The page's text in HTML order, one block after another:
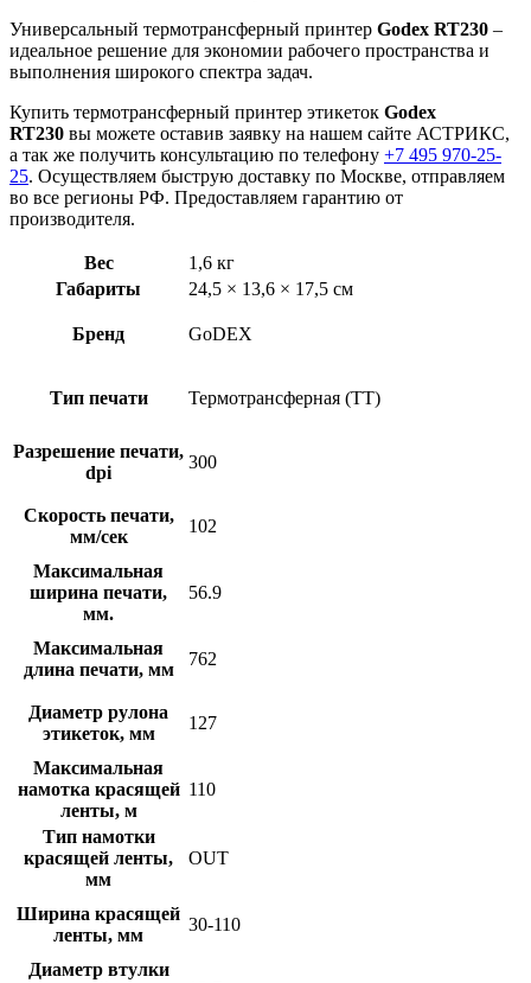
Универсальный термотрансферный принтер Godex RT230 –
идеальное решение для экономии рабочего пространства и
выполнения широкого спектра задач.
Купить термотрансферный принтер этикеток Godex
RT230 вы можете оставив заявку на нашем сайте АСТРИКС,
а так же получить консультацию по телефону +7 495 970-25-
25. Осуществляем быструю доставку по Москве, отправляем
во все регионы РФ. Предоставляем гарантию от
производителя.
Вес
1,6 кг
Габариты
24,5 × 13,6 × 17,5 см
Бренд GoDEX
Тип печати Термотрансферная (TT)
Разрешение печати,
dpi
300
Скорость печати,
мм/сек
102
Максимальная
ширина печати,
мм.
56.9
Максимальная
длина печати, мм
762
Диаметр рулона
этикеток, мм
127
Максимальная
намотка красящей
ленты, м
110
Тип намотки
красящей ленты,
мм
OUT
Ширина красящей
ленты, мм
30-110
Диаметр втулки